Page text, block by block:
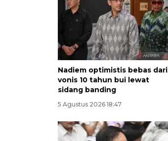
Nadiem optimistis bebas dari
vonis 10 tahun bui lewat
sidang banding
5 Agustus 2026 18:47